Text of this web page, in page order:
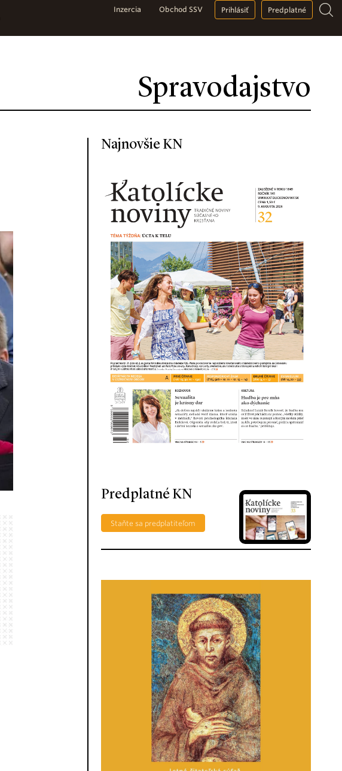
Spravodajstvo
Inzercia Obchod SSV Prihlásiť Predplatné
Najnovšie KN
Predplatné KN
Staňte sa predplatiteľom